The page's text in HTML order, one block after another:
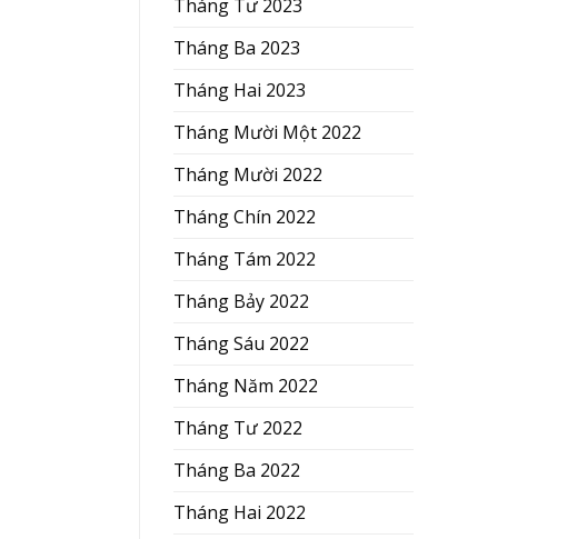
Tháng Tư 2023
Tháng Ba 2023
Tháng Hai 2023
Tháng Mười Một 2022
Tháng Mười 2022
Tháng Chín 2022
Tháng Tám 2022
Tháng Bảy 2022
Tháng Sáu 2022
Tháng Năm 2022
Tháng Tư 2022
Tháng Ba 2022
Tháng Hai 2022